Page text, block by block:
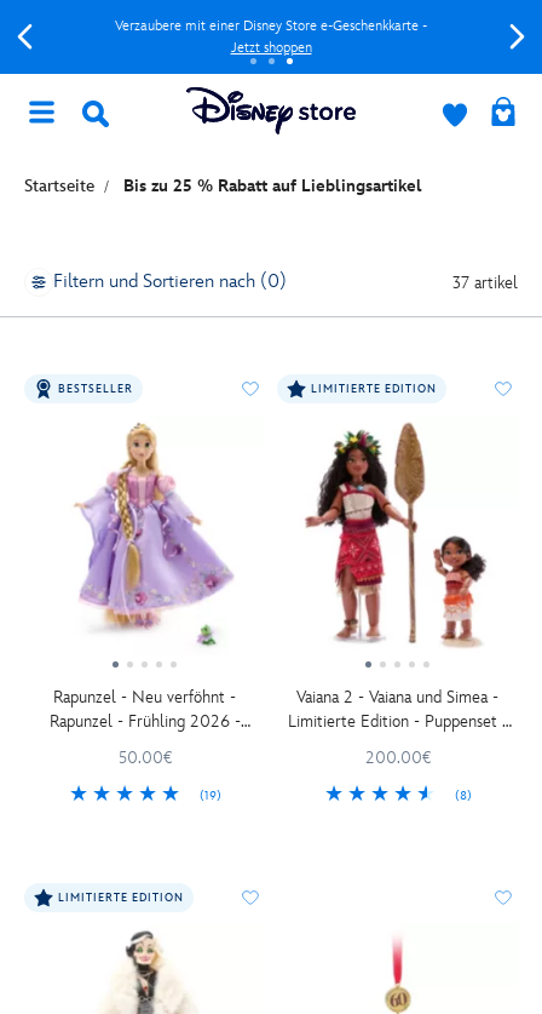
Verzaubere mit einer Disney Store e-Geschenkkarte -
Jetzt shoppen
Startseite Bis zu 25 % Rabatt auf Lieblingsartikel
Filtern und Sortieren nach (0) 37 artikel
BESTSELLER
Rapunzel - Neu verföhnt -
Rapunzel - Frühling 2026 -
50.00€
(19)
LIMITIERTE EDITION
Vaiana 2 - Vaiana und Simea -
Limitierte Edition - Puppenset -
200.00€
(8)
LIMITIERTE EDITION